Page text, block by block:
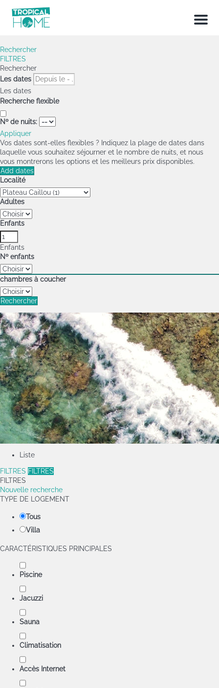
Menu
Rechercher
FILTRES
Rechercher
Les dates
Les dates
Recherche flexible
Nº de nuits:
Appliquer
Vos dates sont-elles flexibles ? Indiquez la plage de dates dans
laquelle vous souhaitez séjourner et le nombre de nuits, et nous
vous montrerons les options et les meilleurs prix disponibles.
Add dates
Localité
Adultes
Enfants
Enfants
Nº enfants
chambres à coucher
Rechercher
Liste
FILTRES FILTRES
FILTRES
Nouvelle recherche
TYPE DE LOGEMENT
Tous
Villa
CARACTÉRISTIQUES PRINCIPALES
Piscine
Jacuzzi
Sauna
Climatisation
Accès Internet